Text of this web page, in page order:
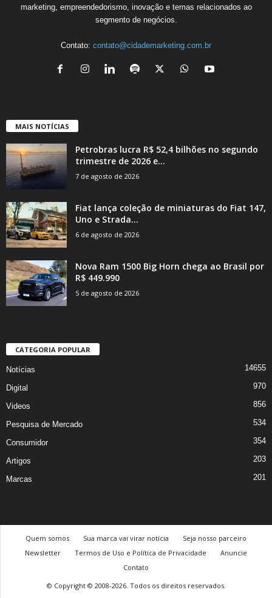
marketing, empreendedorismo, inovação e temas relacionados ao
segmento de negócios.
Contato: contato@cidademarketing.com.br
MAIS NOTÍCIAS
Petrobras lucra R$ 52,4 bilhões no segundo
trimestre de 2026 e...
7 de agosto de 2026
Fiat lança coleção de miniaturas do Fiat 147,
Uno e Strada...
6 de agosto de 2026
Nova Ram 1500 Big Horn chega ao Brasil por
R$ 449.990
5 de agosto de 2026
CATEGORIA POPULAR
Notícias 14655
Digital 970
Videos 856
Pesquisa de Mercado 534
Consumidor 354
Artigos 203
Marcas 201
Quem somos Sua marca vai virar notícia
Seja nosso parceiro
Newsletter
Termos de Uso e Política de Privacidade
Anuncie
Contato
© Copyright © 2008-2026. Todos os direitos reservados.